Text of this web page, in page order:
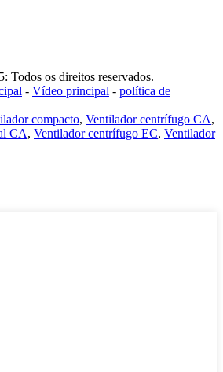
Todos os direitos reservados.
- Vídeo principal - política de
compacto, Ventilador centrífugo CA,
CA, Ventilador centrífugo EC, Ventilador